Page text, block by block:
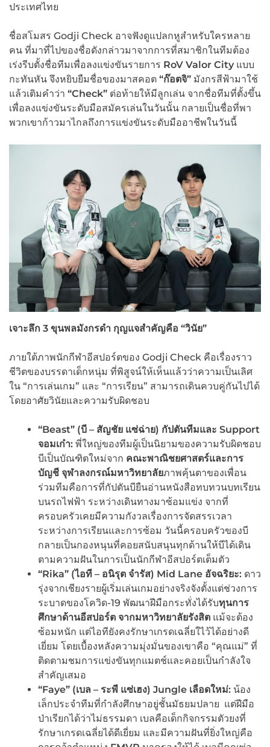
ประเทศไทย
ชื่อสโมสร Godji Check อาจฟังดูแปลกหูสำหรับใครหลาย
คน ที่มาที่ไปของชื่อดังกล่าวมาจากการที่สมาชิกในทีมต้อง
เร่งรีบตั้งชื่อทีมเพื่อลงแข่งขันรายการ RoV Valor City แบบ
กะทันหัน จึงหยิบยืมชื่อของมาสคอต “ก๊อตจิ” มังกรสีฟ้ามาใช้
แล้วเติมคำว่า “Check” ต่อท้ายให้มีลูกเล่น จากชื่อทีมที่ตั้งขึ้น
เพื่อลงแข่งขันระดับมือสมัครเล่นในวันนั้น กลายเป็นชื่อที่พา
พวกเขาก้าวมาไกลถึงการแข่งขันระดับมืออาชีพในวันนี้
เจาะลึก 3 ขุนพลมังกรดำ กุญแจสำคัญคือ “วินัย”
ภายใต้ภาพนักกีฬาอีสปอร์ตของ Godji Check คือเรื่องราว
ชีวิตของบรรดาเด็กหนุ่ม ที่พิสูจน์ให้เห็นแล้วว่าความเป็นเลิศ
ใน “การเล่นเกม” และ “การเรียน” สามารถเดินควบคู่กันไปได้
โดยอาศัยวินัยและความรับผิดชอบ
“Beast” (บี – สัญชัย แซ่ฉ่าย) กัปตันทีมและ Support
จอมเก๋า: พี่ใหญ่ของทีมผู้เป็นนิยามของความรับผิดชอบ
บีเป็นบัณฑิตใหม่จาก คณะพาณิชยศาสตร์และการ
บัญชี จุฬาลงกรณ์มหาวิทยาลัยภาพคุ้นตาของเพื่อน
ร่วมทีมคือการที่กัปตันบียืนอ่านหนังสือทบทวนบทเรียน
บนรถไฟฟ้า ระหว่างเดินทางมาซ้อมแข่ง จากที่
ครอบครัวเคยมีความกังวลเรื่องการจัดสรรเวลา
ระหว่างการเรียนและการซ้อม วันนี้ครอบครัวของบี
กลายเป็นกองหนุนที่คอยสนับสนุนทุกด้านให้บีได้เดิน
ตามความฝันในการเป็นนักกีฬาอีสปอร์ตเต็มตัว
“Rika” (ไอที – อนิรุต จำรัส) Mid Lane อัจฉริยะ: ดาว
รุ่งจากเชียงรายผู้เริ่มเล่นเกมอย่างจริงจังตั้งแต่ช่วงการ
ระบาดของโควิด-19 พัฒนาฝีมือกระทั่งได้รับทุนการ
ศึกษาด้านอีสปอร์ต จากมหาวิทยาลัยรังสิต แม้จะต้อง
ซ้อมหนัก แต่ไอทียังคงรักษาเกรดเฉลี่ยใไว้ได้อย่างดี
เยี่ยม โดยเบื้องหลังความมุ่งมั่นของเขาคือ “คุณแม่” ที่
ติดตามชมการแข่งขันทุกแมตช์และคอยเป็นกำลังใจ
สำคัญเสมอ
“Faye” (เบล – ระพี แซ่เฮง) Jungle เลือดใหม่: น้อง
เล็กประจำทีมที่กำลังศึกษาอยู่ชั้นมัธยมปลาย แต่ฝีมือ
ป่าเรียกได้ว่าไม่ธรรมดา เบลคือเด็กกิจกรรมตัวยงที่
รักษาเกรดเฉลี่ยได้ดีเยี่ยม และมีความฝันที่ยิ่งใหญ่คือ